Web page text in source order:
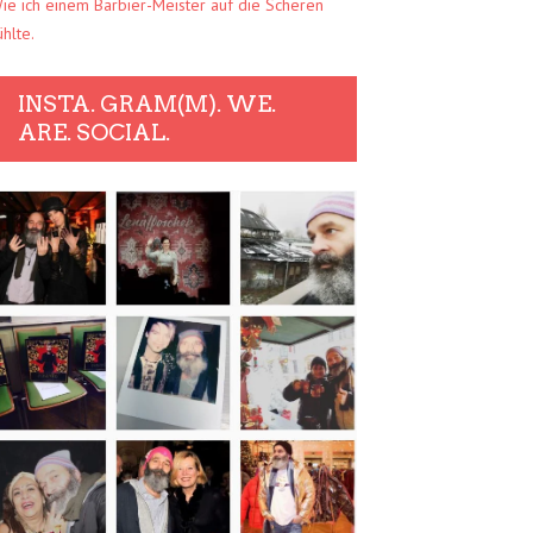
ich einem Barbier-Meister auf die Scheren
INSTA. GRAM(M). WE.
ARE. SOCIAL.